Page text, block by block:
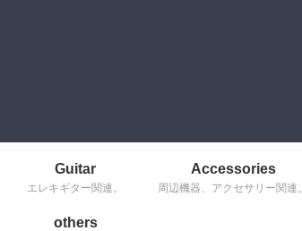
Guitar
エレキギター関連。
Accessories
周辺機器、アクセサリー関連。
others